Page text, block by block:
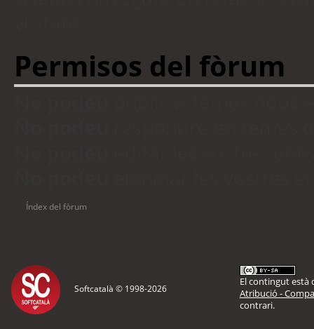
Permisos del fòrum
Índex del fòrum
Softcatalà © 1998-2026
El contingut està
Atribució -
contrari.